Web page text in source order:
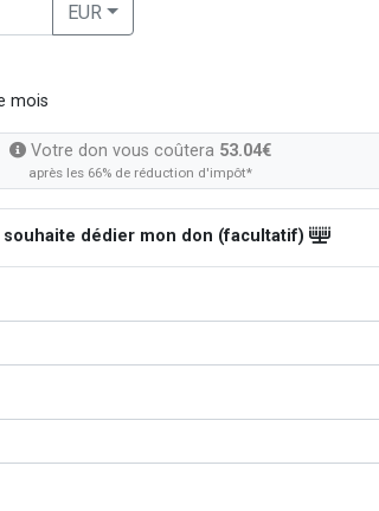
EUR
mois
Votre don vous coûtera 53.04€
après les 66% de réduction d'impôt*
souhaite dédier mon don (facultatif)